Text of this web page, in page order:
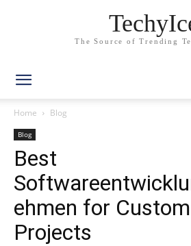
The Source of Trending
Home Blog
Blog
Best
ehmen for
Projects